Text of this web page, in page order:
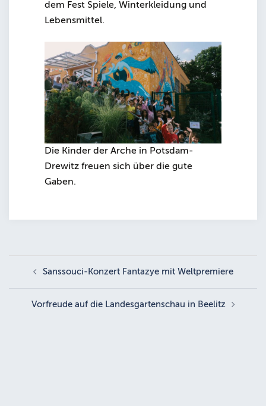
dem Fest Spiele, Winterkleidung und
Lebensmittel.
Die Kinder der Arche in Potsdam-
Drewitz freuen sich über die gute
Gaben.
Sanssouci-Konzert Fantazye mit Weltpremiere
Vorfreude auf die Landesgartenschau in Beelitz